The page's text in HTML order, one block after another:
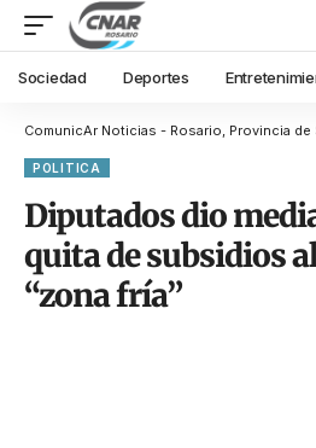
Sociedad Deportes
ComunicAr Noticias - Rosario, Provincia de
POLITICA
Diputados dio
quita de subsidios
“zona fría”